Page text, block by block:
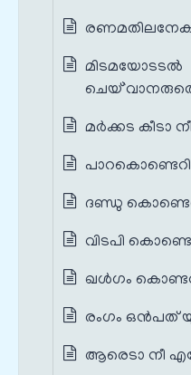
മിടമയോടടൽ
മര്‍ക്കട കീടാ നീ
ദണ്ഡു
വിടപി
ഖള്‍ഗം
രംഗം ഒൻപത്
ആരെടാ നീ